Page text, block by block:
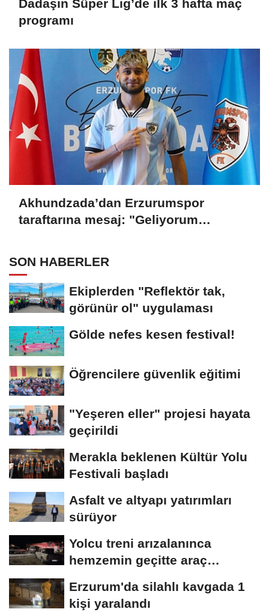
Dadaşın Süper Lig’de ilk 3 hafta maç
programı
Akhundzada’dan Erzurumspor
taraftarına mesaj: "Geliyorum
SON HABERLER
Ekiplerden "Reflektör tak,
görünür ol" uygulaması
Gölde nefes kesen festival!
Öğrencilere güvenlik eğitimi
"Yeşeren eller" projesi hayata
geçirildi
Merakla beklenen Kültür Yolu
Festivali başladı
Asfalt ve altyapı yatırımları
sürüyor
Yolcu treni arızalanınca
hemzemin geçitte araç
Erzurum'da silahlı kavgada 1
kişi yaralandı